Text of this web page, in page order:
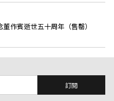
作賓逝世五十周年（售罄）
訂閱